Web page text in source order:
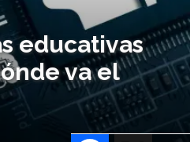
educativas
va el
X
Facebook